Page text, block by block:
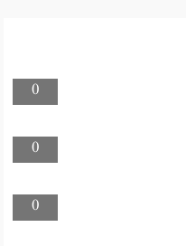
0
0
0